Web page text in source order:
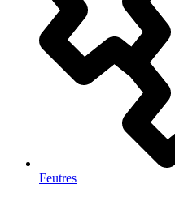
Feutres